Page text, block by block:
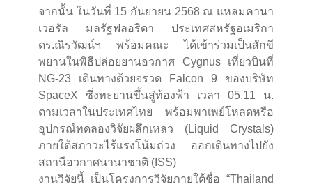
จากนั้น ในวันที่ 15 กันยายน 2568 ณ แหลมคานา
เวอรัล มลรัฐฟลอริดา ประเทศสหรัฐอเมริกา
ดร.ณิรวัฒน์ฯ พร้อมคณะ ได้เข้าร่วมเป็นสักขี
พยานในพิธีปล่อยยานอวกาศ Cygnus เที่ยวบินที่
NG-23 เดินทางด้วยจรวด Falcon 9 ของบริษัท
SpaceX ซึ่งทะยานขึ้นสู่ท้องฟ้า เวลา 05.11 น.
ตามเวลาในประเทศไทย พร้อมพาเพย์โหลดหรือ
อุปกรณ์ทดลองวิจัยผลึกเหลว (Liquid Crystals)
ภายใต้สภาวะไร้แรงโน้มถ่วง ออกเดินทางไปยัง
สถานีอวกาศนานาชาติ (ISS)
งานวิจัยนี้ เป็นโครงการวิจัยภายใต้ชื่อ “Thailand